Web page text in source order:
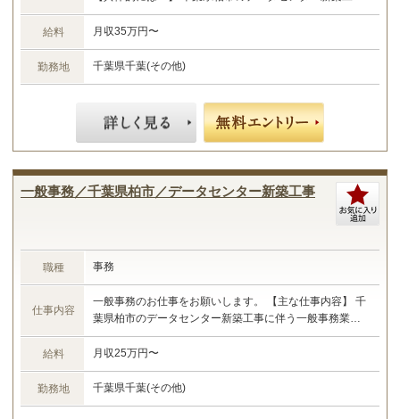
における施工管理業務 ・現場管理全般（原価、工程、安
全、品質） ・予算管理、施工計画 ・現場工事の取りまと
め ・書類作成 など ☆あなたのご経験やスキルに合わせ
た業務をお任せします☆
給料 月収35万円〜
勤務地 千葉県千葉(その他)
一般事務／千葉県柏市／データセンター新築工事
職種 事務
仕事内容
一般事務のお仕事をお願いします。 【主な仕事内容】 千
葉県柏市のデータセンター新築工事に伴う一般事務業務
・データ入力 ・お客様からの問合せメールや電話の対応
・報告書などドキュメント類の作成 など ☆あなたのご
経験やスキルに合わせた業務をお任せします☆
給料 月収25万円〜
勤務地 千葉県千葉(その他)